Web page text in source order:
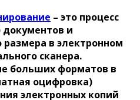
– это процесс
и
в электронном
сканера.
больших форматов в
оцифровка)
электронных копий